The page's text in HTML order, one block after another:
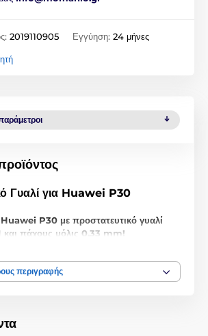
2019110905 Εγγύηση: 24 μήνες
Γυαλί για Huawei P30
P30 με προστατευτικό γυαλί
και πάχους μόλις 0,33 mm!
για Huawei P30
με σκληρότητα 9Hπροστατεύει τέλεια
και
περιγραφής